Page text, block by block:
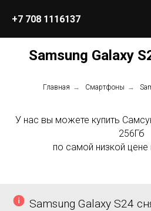
+7 708 1116137
Samsung Galaxy
Главная → Смартфоны →
У нас вы можете купить
256Гб
по самой низкой цене
Samsung Galaxy S24